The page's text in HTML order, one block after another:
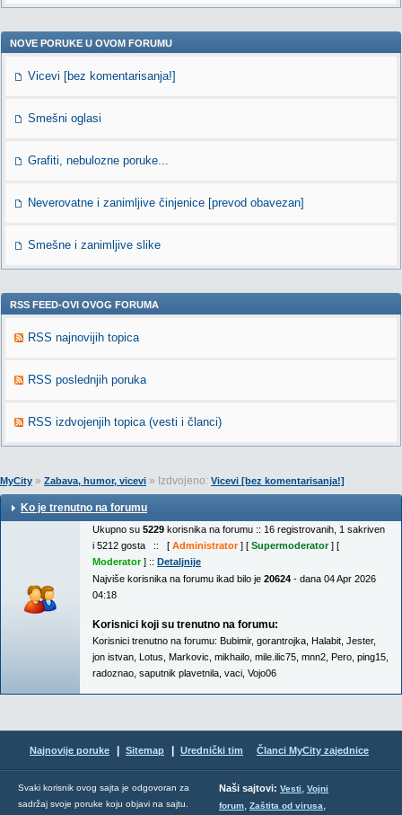
NOVE PORUKE U OVOM FORUMU
Vicevi [bez komentarisanja!]
Smešni oglasi
Grafiti, nebulozne poruke...
Neverovatne i zanimljive činjenice [prevod obavezan]
Smešne i zanimljive slike
RSS FEED-OVI OVOG FORUMA
RSS najnovijih topica
RSS poslednjih poruka
RSS izdvojenjih topica (vesti i članci)
MyCity » Zabava, humor, vicevi » Izdvojeno: Vicevi [bez komentarisanja!]
Ko je trenutno na forumu
Ukupno su 5229 korisnika na forumu :: 16 registrovanih, 1 sakriven
i 5212 gosta :: [ Administrator] [ Supermoderator] [
Moderator] :: Detaljnije
Najviše korisnika na forumu ikad bilo je 20624 - dana 04 Apr 2026
04:18
Korisnici koji su trenutno na forumu:
Korisnici trenutno na forumu: Bubimir, gorantrojka Halabit Jester,
jon istvan Lotus Markovic mikhailo mile.ilic75 mnn2 Pero ping15
radoznao saputnik plavetnila vaci Vojo06
Najnovije poruke Sitemap Urednički tim Članci MyCity zajednice
Svaki korisnik ovog sajta je odgovoran za
sadržaj svoje poruke koju objavi na sajtu.
Naši sajtovi: Vesti, Vojni
forum, Zaštita od virusa,